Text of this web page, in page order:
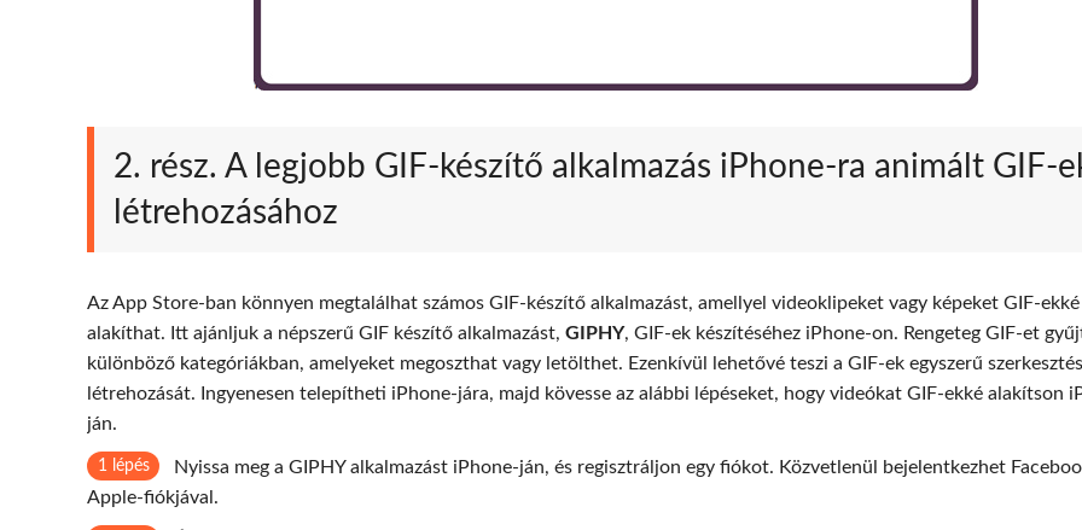
2. rész. A legjobb GIF-készítő alkalmazás iPhone-ra animált GIF-
létrehozásához
Az App Store-ban könnyen megtalálhat számos GIF-készítő alkalmazást, amellyel videoklipeket vagy képeket GIF-ekké
alakíthat. Itt ajánljuk a népszerű GIF készítő alkalmazást, GIPHY, GIF-ek készítéséhez iPhone-on. Rengeteg GIF-et
különböző kategóriákban, amelyeket megoszthat vagy letölthet. Ezenkívül lehetővé teszi a GIF-ek egyszerű
létrehozását. Ingyenesen telepítheti iPhone-jára, majd kövesse az alábbi lépéseket, hogy videókat GIF-ekké alakítson
ján.
1 lépés
Nyissa meg a GIPHY alkalmazást iPhone-ján, és regisztráljon egy fiókot. Közvetlenül bejelentkezhet
Apple-fiókjával.